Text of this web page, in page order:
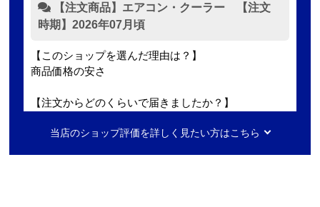
【注文商品】エアコン・クーラー 【注文
時期】2026年07月頃
【このショップを選んだ理由は？】
商品価格の安さ
【注文からどのくらいで届きましたか？】
当店のショップ評価を詳しく見たい方はこちら